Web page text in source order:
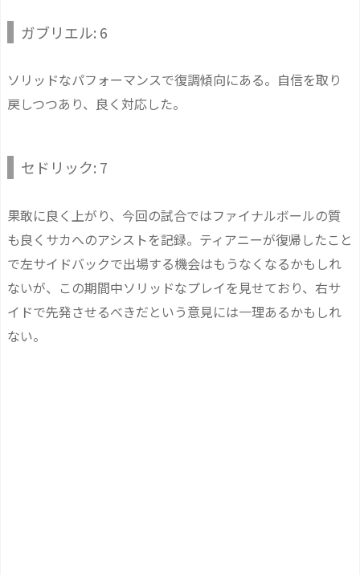
ガブリエル: 6
ソリッドなパフォーマンスで復調傾向にある。自信を取り
戻しつつあり、良く対応した。
セドリック: 7
果敢に良く上がり、今回の試合ではファイナルボールの質
も良くサカへのアシストを記録。ティアニーが復帰したこと
で左サイドバックで出場する機会はもうなくなるかもしれ
ないが、この期間中ソリッドなプレイを見せており、右サ
イドで先発させるべきだという意見には一理あるかもしれ
ない。